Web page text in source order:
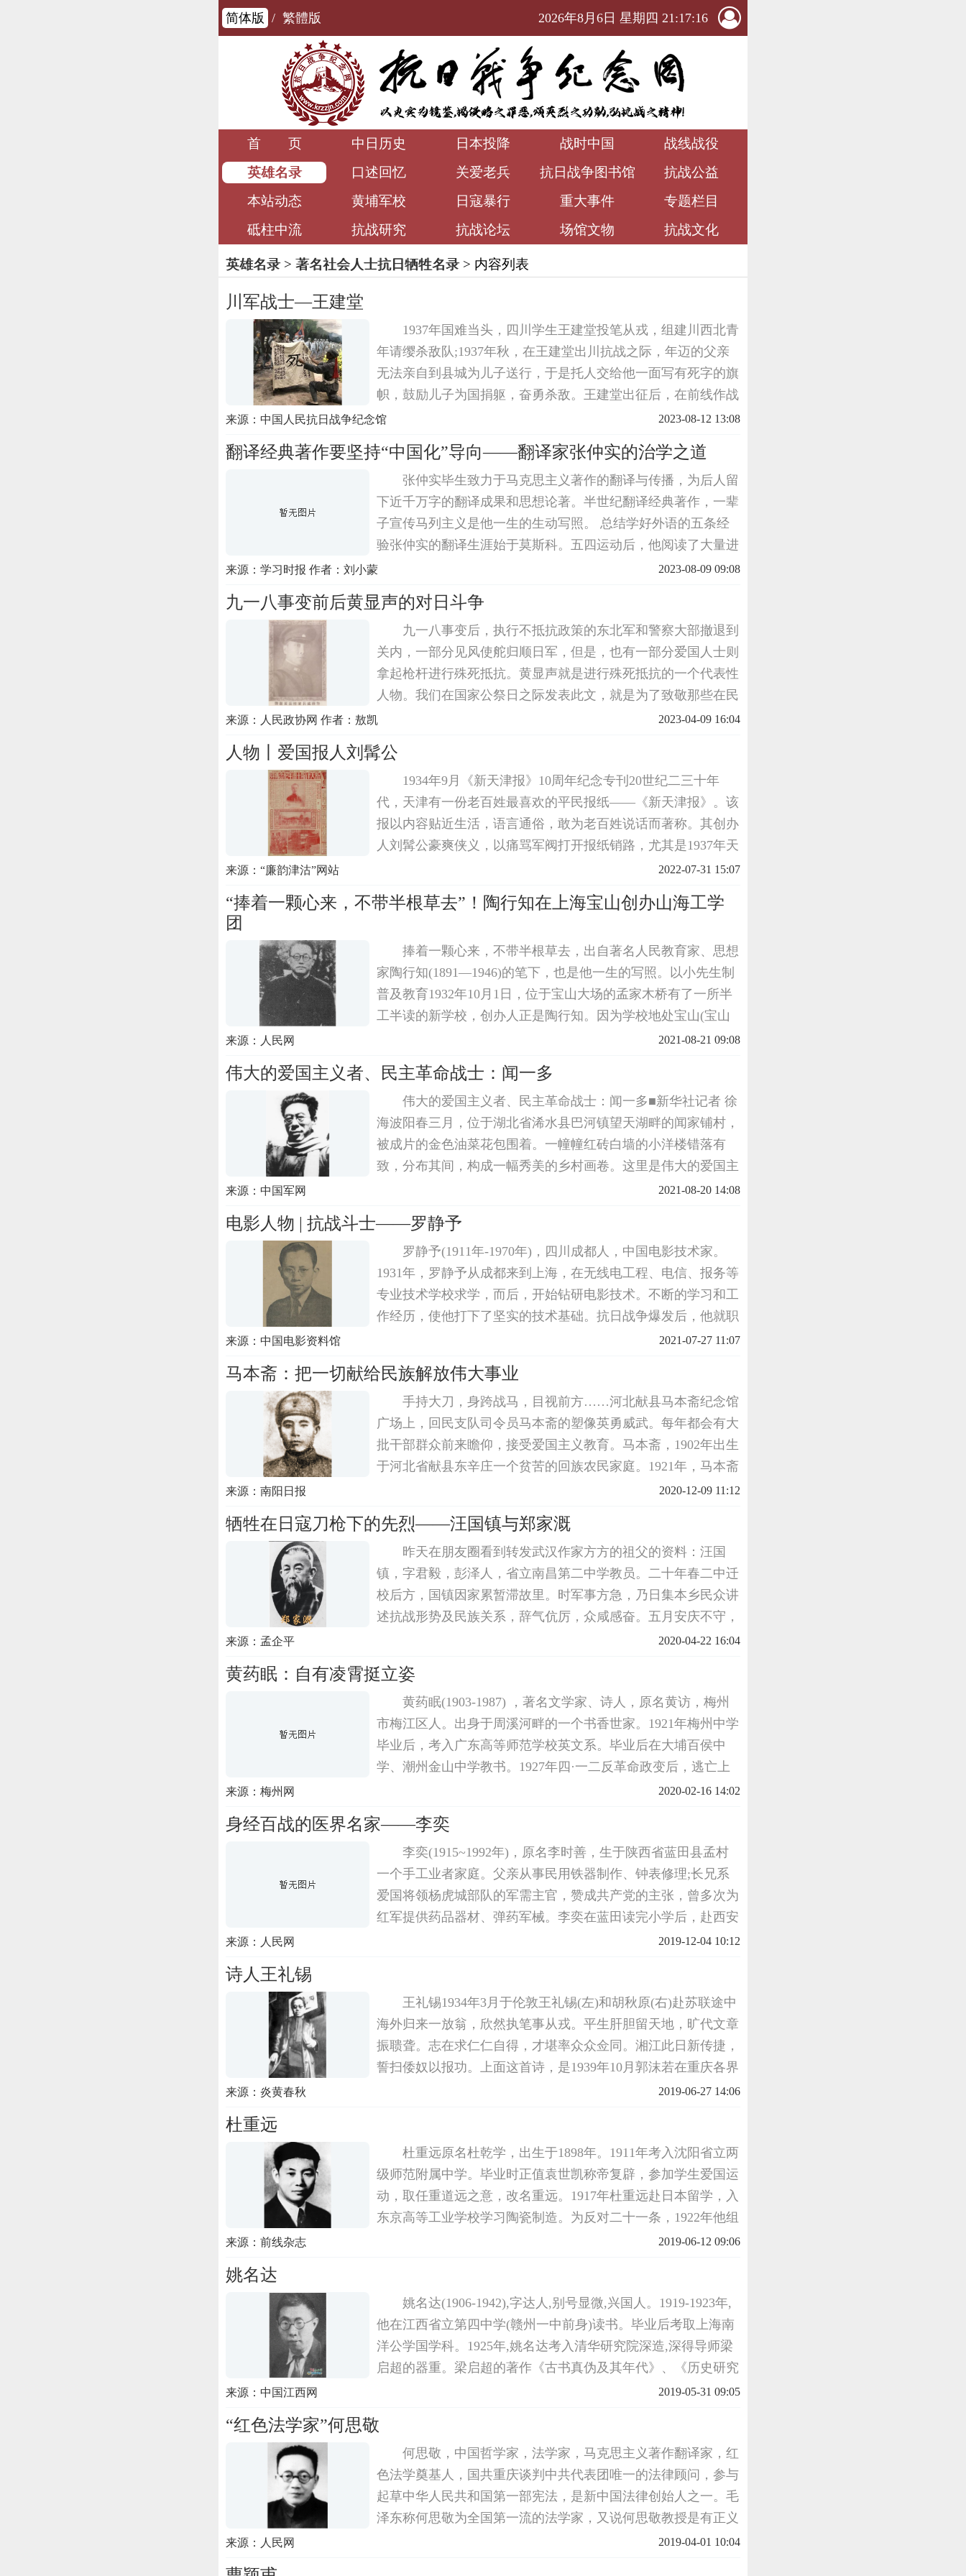
简体版 / 繁體版 2026年8月6日 星期四 21:17:18
首 页 中日历史 日本投降 战时中国
战线战役
英雄名录
口述回忆 关爱老兵 抗日战争图书馆
抗战公益
本站动态
黄埔军校 日寇暴行 重大事件
专题栏目
砥柱中流
抗战研究 抗战论坛 场馆文物 抗战文化
英雄名录> 著名社会人士抗日牺牲名录> 内容列表
川军战士—王建堂
1937年国难当头，四川学生王建堂投笔从戎，组建川西北青
年请缨杀敌队;1937年秋，在王建堂出川抗战之际，年迈的父亲
无法亲自到县城为儿子送行，于是托人交给他一面写有死字的旗
帜，鼓励儿子为国捐躯，奋勇杀敌。王建堂出征后，在前线作战
期间，三次负伤。每一次负伤他都是用死字旗擦拭、包裹伤口，
来源：中国人民抗日战争纪念馆 2023-08-12 13:08
翻译经典著作要坚持“中国化”导向——翻译家张仲实的治学之道
张仲实毕生致力于马克思主义著作的翻译与传播，为后人留
下近千万字的翻译成果和思想论著。半世纪翻译经典著作，一辈
子宣传马列主义是他一生的生动写照。 总结学好外语的五条经
验张仲实的翻译生涯始于莫斯科。五四运动后，他阅读了大量进
步书刊，领导渭北地区的学生运动，并逐渐成为马克思主义的坚
来源：学习时报 作者：刘小蒙 2023-08-09 09:08
九一八事变前后黄显声的对日斗争
九一八事变后，执行不抵抗政策的东北军和警察大部撤退到
关内，一部分见风使舵归顺日军，但是，也有一部分爱国人士则
拿起枪杆进行殊死抵抗。黄显声就是进行殊死抵抗的一个代表性
人物。我们在国家公祭日之际发表此文，就是为了致敬那些在民
族危亡之际奋起抵抗的前辈们。黄显声九一八事变前的抗日准备
来源：人民政协网 作者：敖凯 2023-04-09 16:04
人物丨爱国报人刘髯公
1934年9月《新天津报》10周年纪念专刊20世纪二三十年
代，天津有一份老百姓最喜欢的平民报纸——《新天津报》。该
报以内容贴近生活，语言通俗，敢为老百姓说话而著称。其创办
人刘髯公豪爽侠义，以痛骂军阀打开报纸销路，尤其是1937年天
津沦陷后，他积极宣传抗日，拒绝出任伪职，坚决不与日伪政权
来源：“廉韵津沽”网站 2022-07-31 15:07
“捧着一颗心来，不带半根草去”！陶行知在上海宝山创办山海工学
团
捧着一颗心来，不带半根草去，出自著名人民教育家、思想
家陶行知(1891—1946)的笔下，也是他一生的写照。以小先生制
普及教育1932年10月1日，位于宝山大场的孟家木桥有了一所半
工半读的新学校，创办人正是陶行知。因为学校地处宝山(宝山
旧属江苏，1958年划归上海)、上海之间，又由于九一八事变
来源：人民网 2021-08-21 09:08
伟大的爱国主义者、民主革命战士：闻一多
伟大的爱国主义者、民主革命战士：闻一多■新华社记者 徐
海波阳春三月，位于湖北省浠水县巴河镇望天湖畔的闻家铺村，
被成片的金色油菜花包围着。一幢幢红砖白墙的小洋楼错落有
致，分布其间，构成一幅秀美的乡村画卷。这里是伟大的爱国主
义者、民主革命战士闻一多的家乡。闻一多，1899年生，湖北浠
来源：中国军网 2021-08-20 14:08
电影人物 | 抗战斗士——罗静予
罗静予(1911年-1970年)，四川成都人，中国电影技术家。
1931年，罗静予从成都来到上海，在无线电工程、电信、报务等
专业技术学校求学，而后，开始钻研电影技术。不断的学习和工
作经历，使他打下了坚实的技术基础。抗日战争爆发后，他就职
于中国电影制片厂，主抓技术，之后在香港筹建大地影业公司，
来源：中国电影资料馆 2021-07-27 11:07
马本斋：把一切献给民族解放伟大事业
手持大刀，身跨战马，目视前方……河北献县马本斋纪念馆
广场上，回民支队司令员马本斋的塑像英勇威武。每年都会有大
批干部群众前来瞻仰，接受爱国主义教育。马本斋，1902年出生
于河北省献县东辛庄一个贫苦的回族农民家庭。1921年，马本斋
在东北投身队伍，由于作战勇敢，被选入东北讲武堂学习。1924
来源：南阳日报 2020-12-09 11:12
牺牲在日寇刀枪下的先烈——汪国镇与郑家溉
昨天在朋友圈看到转发武汉作家方方的祖父的资料：汪国
镇，字君毅，彭泽人，省立南昌第二中学教员。二十年春二中迁
校后方，国镇因家累暂滞故里。时军事方急，乃日集本乡民众讲
述抗战形势及民族关系，辞气伉厉，众咸感奋。五月安庆不守，
有劝暂避者，国镇曰：天下滔滔，宁有安身所。今寇在数百里外
来源：孟企平 2020-04-22 16:04
黄药眠：自有凌霄挺立姿
黄药眠(1903-1987) ，著名文学家、诗人，原名黄访，梅州
市梅江区人。出身于周溪河畔的一个书香世家。1921年梅州中学
毕业后，考入广东高等师范学校英文系。毕业后在大埔百侯中
学、潮州金山中学教书。1927年四·一二反革命政变后，逃亡上
海，经成仿吾、王独清介绍，参加了创造社。1928年加入了中国
来源：梅州网 2020-02-16 14:02
身经百战的医界名家——李奕
李奕(1915~1992年)，原名李时善，生于陕西省蓝田县孟村
一个手工业者家庭。父亲从事民用铁器制作、钟表修理;长兄系
爱国将领杨虎城部队的军需主官，赞成共产党的主张，曾多次为
红军提供药品器材、弹药军械。李奕在蓝田读完小学后，赴西安
市上中学，接着考入冯玉祥西北军西安医学专科学校。李奕在中
来源：人民网 2019-12-04 10:12
诗人王礼锡
王礼锡1934年3月于伦敦王礼锡(左)和胡秋原(右)赴苏联途中
海外归来一放翁，欣然执笔事从戎。平生肝胆留天地，旷代文章
振聩聋。志在求仁仁自得，才堪率众众佥同。湘江此日新传捷，
誓扫倭奴以报功。上面这首诗，是1939年10月郭沫若在重庆各界
追悼爱国诗人王礼锡大会上朗诵的。王礼锡1939年7月率作家战
来源：炎黄春秋 2019-06-27 14:06
杜重远
杜重远原名杜乾学，出生于1898年。1911年考入沈阳省立两
级师范附属中学。毕业时正值袁世凯称帝复辟，参加学生爱国运
动，取任重道远之意，改名重远。1917年杜重远赴日本留学，入
东京高等工业学校学习陶瓷制造。为反对二十一条，1922年他组
织东京留学生进行反帝示威游行，作为学生代表回国向北洋政府
来源：前线杂志 2019-06-12 09:06
姚名达
姚名达(1906-1942),字达人,别号显微,兴国人。1919-1923年,
他在江西省立第四中学(赣州一中前身)读书。毕业后考取上海南
洋公学国学科。1925年,姚名达考入清华研究院深造,深得导师梁
启超的器重。梁启超的著作《古书真伪及其年代》、《历史研究
法补漏》,都是经姚名达记录整理成书的。1929年,他应聘为上海
来源：中国江西网 2019-05-31 09:05
“红色法学家”何思敬
何思敬，中国哲学家，法学家，马克思主义著作翻译家，红
色法学奠基人，国共重庆谈判中共代表团唯一的法律顾问，参与
起草中华人民共和国第一部宪法，是新中国法律创始人之一。毛
泽东称何思敬为全国第一流的法学家，又说何思敬教授是有正义
感、有勇气、有学问的人。中国马克思主义的传播和宣传运动，
来源：人民网 2019-04-01 10:04